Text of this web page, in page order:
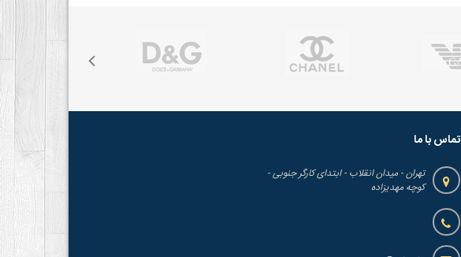
تماس با ما
تهران - میدان انقلاب - ابتدای کارگر جنوبی -
کوچه مهدیزاده